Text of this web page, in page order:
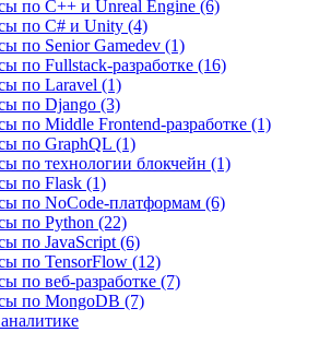
по C++ и Unreal Engine (6)
по C# и Unity (4)
по Senior Gamedev (1)
по Fullstack‑разработке (16)
по Laravel (1)
по Django (3)
по Middle Frontend-разработке (1)
по GraphQL (1)
по технологии блокчейн (1)
по Flask (1)
по NoCode‑платформам (6)
по Python (22)
по JavaScript (6)
по TensorFlow (12)
по веб‑разработке (7)
по MongoDB (7)